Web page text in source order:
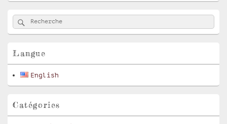
Zone
principale
de
pour
latérale
Recherche :
Rechercher
Langue
English
Catégories